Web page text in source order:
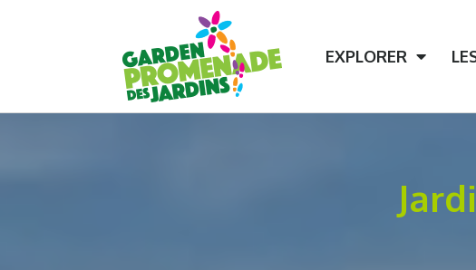
EXPLORER